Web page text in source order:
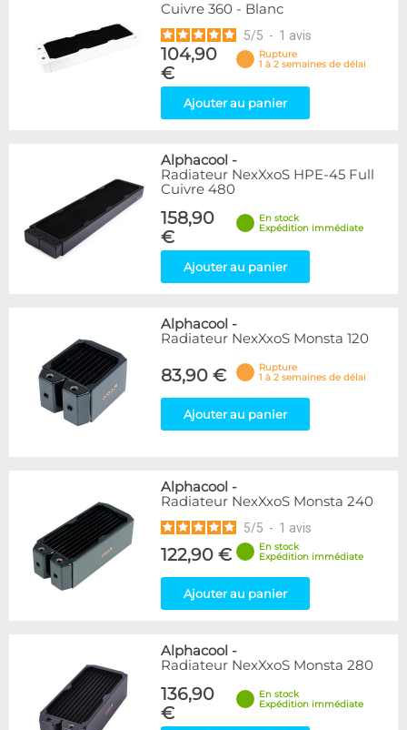
Cuivre 360 - Blanc
5/5 - 1 avis
104,90
€
Rupture
1 à 2 semaines de délai
Ajouter au panier
Alphacool -
Radiateur NexXxoS HPE-45 Full
Cuivre 480
158,90
€
En stock
Expédition immédiate
Ajouter au panier
Alphacool -
Radiateur NexXxoS Monsta 120
83,90 €
Rupture
1 à 2 semaines de délai
Ajouter au panier
Alphacool -
Radiateur NexXxoS Monsta 240
5/5 - 1 avis
122,90 €
En stock
Expédition immédiate
Ajouter au panier
Alphacool -
Radiateur NexXxoS Monsta 280
136,90
€
En stock
Expédition immédiate